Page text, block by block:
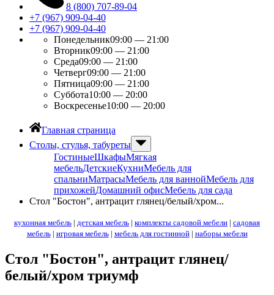
8 (800) 707-89-04
+7 (967) 909-04-40
+7 (967) 909-04-40
Понедельник09:00 — 21:00
Вторник09:00 — 21:00
Среда09:00 — 21:00
Четверг09:00 — 21:00
Пятница09:00 — 21:00
Суббота10:00 — 20:00
Воскресенье10:00 — 20:00
Главная страница
Столы, стулья, табуреты
ГостиныеШкафыМягкая
мебельДетскиеКухниМебель для
спальниМатрасыМебель для ваннойМебель для
прихожейДомашний офисМебель для сада
Стол "Бостон", антрацит глянец/белый/хром...
кухонная мебель | детская мебель | комплекты садовой мебели | садовая
мебель| игровая мебель| мебель для гостинной| наборы мебели
Стол "Бостон", антрацит глянец/
белый/хром триумф